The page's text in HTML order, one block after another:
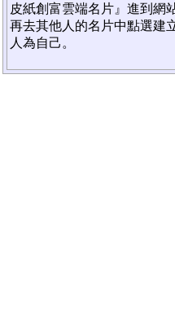
皮紙創富雲端名片』進到網
再去其他人的名片中點選建
人為自己。